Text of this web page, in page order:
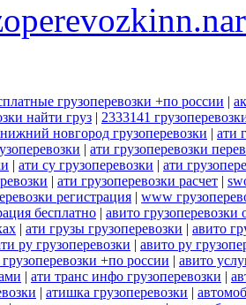
грузоперевозки +по россии |
найти груз | 2333141
новгород грузоперевозки | ати
| ати грузоперевозки
| ати су грузоперевозки | ати
| ати грузоперевозки расчет |
регистрация | www
бесплатно | авито грузоперевозки
| ати грузы грузоперевозки | авито
ру грузоперевозки | авито ру
грузоперевозки +по россии | авито
| ати транс инфо грузоперевозки |
| атишка грузоперевозки |